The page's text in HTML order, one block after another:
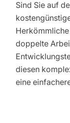
Sind Sie auf
doppelte
diesen
eine